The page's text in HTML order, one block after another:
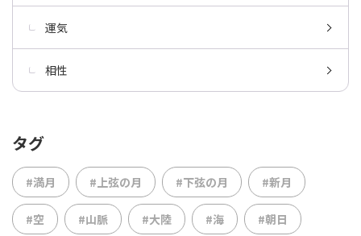
運気
相性
タグ
#満月 #上弦の月 #下弦の月 #新月
#空 #山脈 #大陸 #海 #朝日